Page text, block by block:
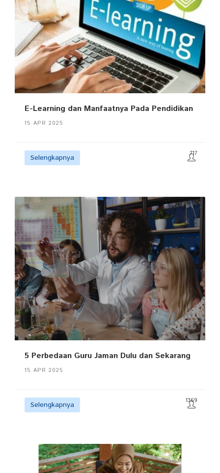
E-Learning dan Manfaatnya Pada Pendidikan
15 APR 2025
Selengkapnya 717
5 Perbedaan Guru Jaman Dulu dan Sekarang
15 APR 2025
Selengkapnya 1369